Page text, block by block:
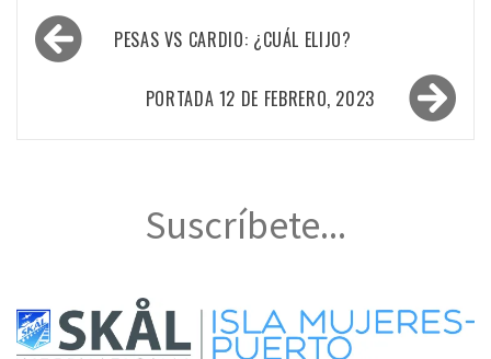
Navegación
de PESAS VS CARDIO: ¿CUÁL ELIJO?
PORTADA 12 DE FEBRERO, 2023
Suscríbete...